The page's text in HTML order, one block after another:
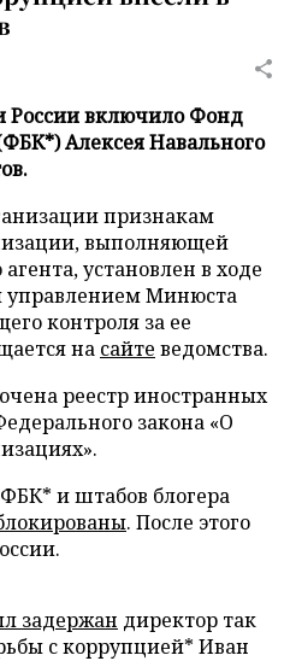
России включило Фонд
Алексея Навального
признакам
выполняющей
установлен в ходе
управлением Минюста
контроля за ее
на сайте ведомства.
реестр иностранных
закона «О
ФБК* и штабов блогера
. После этого
задержан директор так
с коррупцией* Иван